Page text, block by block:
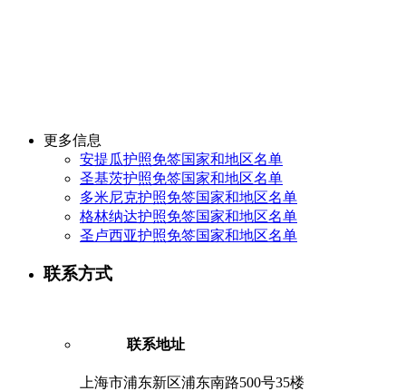
更多信息
安提瓜护照免签国家和地区名单
圣基茨护照免签国家和地区名单
多米尼克护照免签国家和地区名单
格林纳达护照免签国家和地区名单
圣卢西亚护照免签国家和地区名单
联系方式
联系地址
上海市浦东新区浦东南路500号35楼